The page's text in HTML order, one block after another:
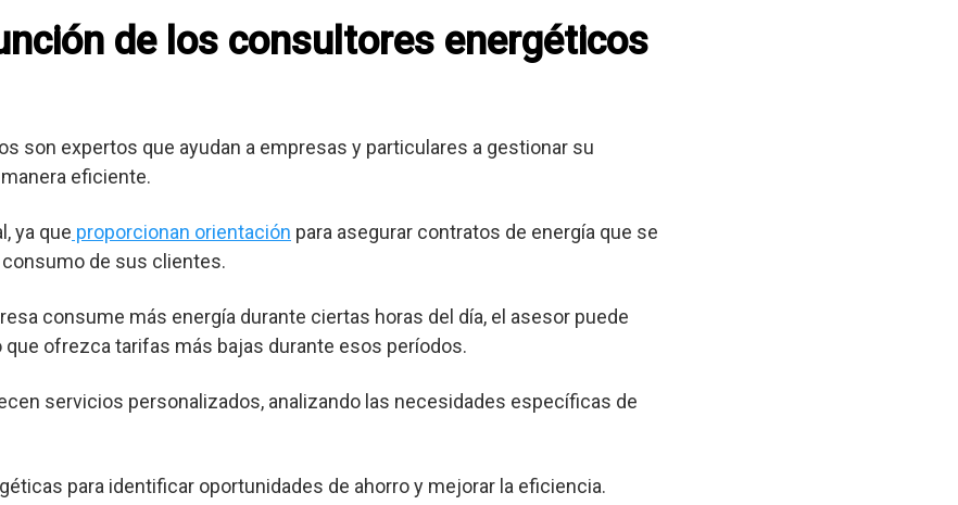
de los consultores energéticos
son expertos que ayudan a empresas y particulares a gestionar su
eficiente.
ya que proporcionan orientación para asegurar contratos de energía que se
de sus clientes.
consume más energía durante ciertas horas del día, el asesor puede
ofrezca tarifas más bajas durante esos períodos.
servicios personalizados, analizando las necesidades específicas de
para identificar oportunidades de ahorro y mejorar la eficiencia.